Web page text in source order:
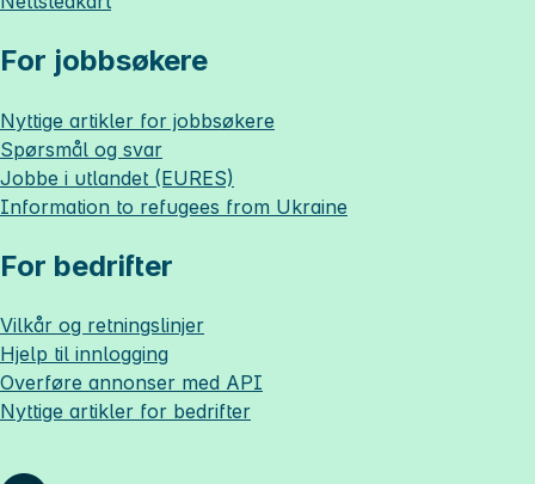
For jobbsøkere
Nyttige artikler for jobbsøkere
Spørsmål og svar
Jobbe i utlandet (EURES)
Information to refugees from Ukraine
For bedrifter
Vilkår og retningslinjer
Hjelp til innlogging
Overføre annonser med API
Nyttige artikler for bedrifter